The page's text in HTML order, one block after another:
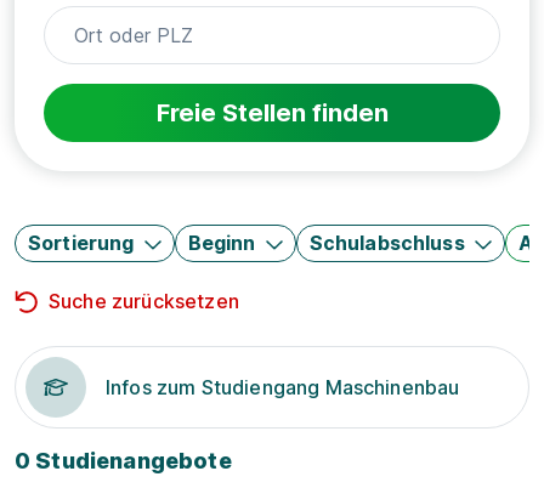
Freie Stellen finden
Sortierung Beginn Schulabschluss
Suche zurücksetzen
Infos zum Studiengang Maschinenbau
0 Studienangebote